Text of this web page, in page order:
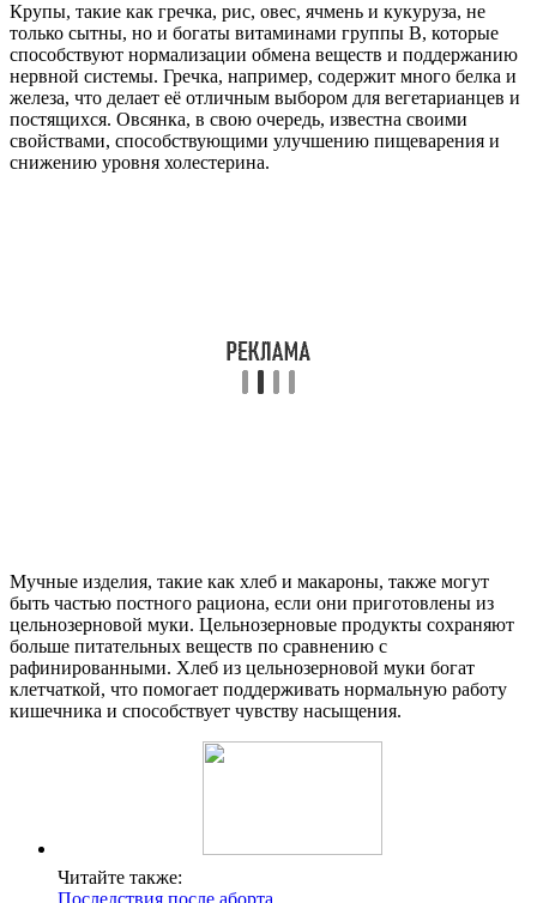
Крупы, такие как гречка, рис, овес, ячмень и кукуруза, не
только сытны, но и богаты витаминами группы B, которые
способствуют нормализации обмена веществ и поддержанию
нервной системы. Гречка, например, содержит много белка и
железа, что делает её отличным выбором для вегетарианцев и
постящихся. Овсянка, в свою очередь, известна своими
свойствами, способствующими улучшению пищеварения и
снижению уровня холестерина.
Мучные изделия, такие как хлеб и макароны, также могут
быть частью постного рациона, если они приготовлены из
цельнозерновой муки. Цельнозерновые продукты сохраняют
больше питательных веществ по сравнению с
рафинированными. Хлеб из цельнозерновой муки богат
клетчаткой, что помогает поддерживать нормальную работу
кишечника и способствует чувству насыщения.
Читайте также:
Последствия после аборта